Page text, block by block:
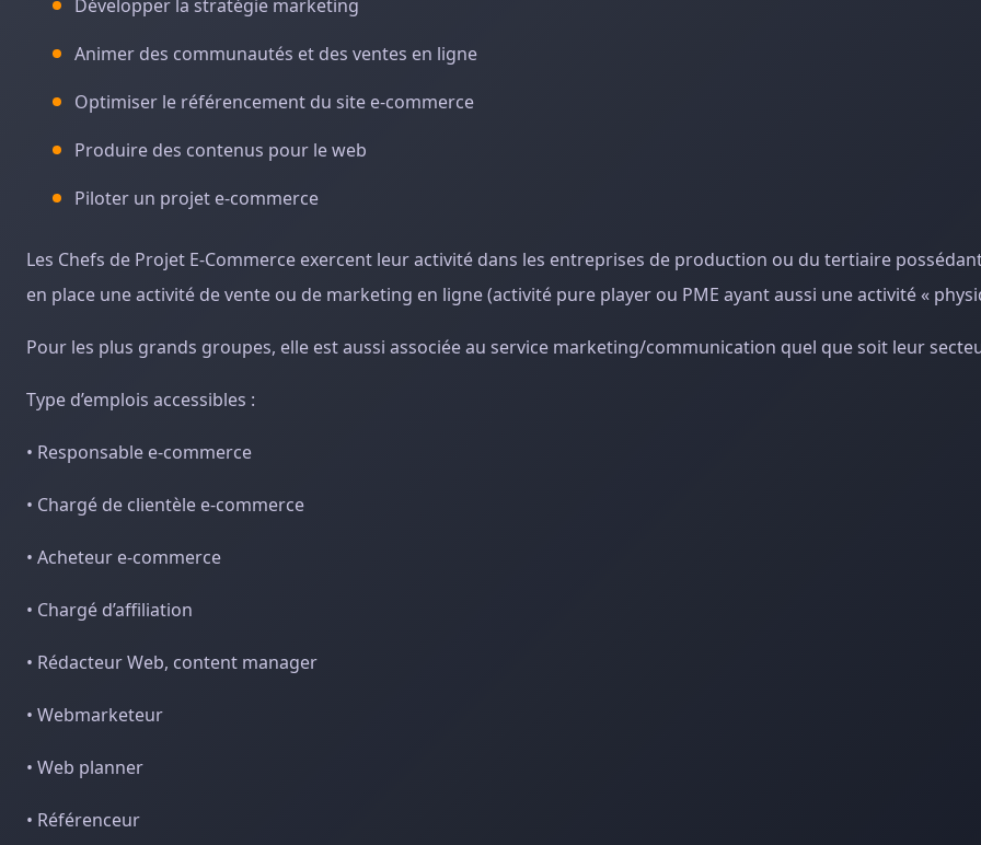
Développer la stratégie marketing
Animer des communautés et des ventes en ligne
Optimiser le référencement du site e-commerce
Produire des contenus pour le web
Piloter un projet e-commerce
Les Chefs de Projet E-Commerce exercent leur activité dans les entreprises de production ou du tertiaire
en place une activité de vente ou de marketing en ligne (activité pure player ou PME ayant aussi une activité «
Pour les plus grands groupes, elle est aussi associée au service marketing/communication quel que soit leur
Type d’emplois accessibles :
• Responsable e-commerce
• Chargé de clientèle e-commerce
• Acheteur e-commerce
• Chargé d’affiliation
• Rédacteur Web, content manager
• Webmarketeur
• Web planner
• Référenceur